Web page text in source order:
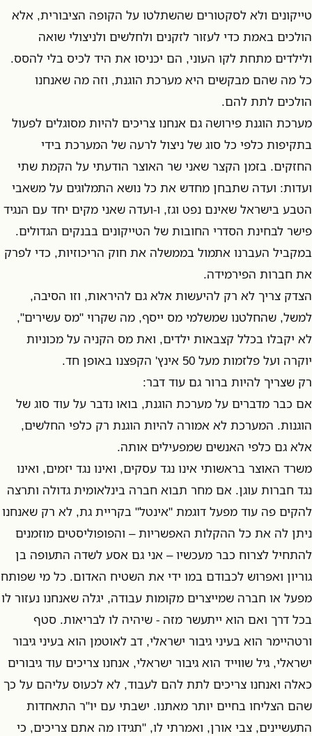
טייקונים ולא לסקטורים שהשתלטו על הקופה הציבורית, אלא
הולכים באמת כדי לעזור לזקנים ולחלשים ולניצולי שואה
ולילדים מתחת לקו העוני, הם יכניסו את היד לכיס בלי להסס.
כל מה שהם מבקשים היא מערכת הוגנת, וזה מה שאנחנו
הולכים לתת להם.
מערכת הוגנת פירושה גם אנחנו צריכים להיות מסוגלים לפעול
בתקיפות כלפי כל סוג של ניצול לרעה של המערכת בידי
החזקים. בזמן הקצר שאני שר האוצר הודעתי על הקמת שתי
ועדות: ועדה שתבחן מחדש את כל נושא התמלוגים על משאבי
הטבע בישראל שאינם נפט וגז, ו-ועדה שאני מקים יחד עם הנגיד
פישר לבחינת הסדרי החובות של הטייקונים בבנקים הגדולים.
במקביל העברנו אתמול בממשלה את חוק הריכוזיות, כדי לפרק
את חברות הפירמידה.
הצדק צריך לא רק להיעשות אלא גם להיראות, וזו הסיבה,
למשל, שהחלטנו שמשלמי מס ייסף, מה שקרוי "מס עשירים",
לא יקבלו בכלל קצבאות ילדים, ואת מס הקניה על מכוניות
יוקרה ועל פלזמות מעל 50 אינץ' הקפצנו באופן חד.
רק שצריך להיות ברור גם עוד דבר:
אם כבר מדברים על מערכת הוגנת, בואו נדבר על עוד סוג של
הוגנות. המערכת לא אמורה להיות הוגנת רק כלפי החלשים,
אלא גם כלפי האנשים שמפעילים אותה.
משרד האוצר בראשותי אינו נגד עסקים, ואינו נגד יזמים, ואינו
נגד חברות עוגן. אם מחר תבוא חברה בינלאומית גדולה ותרצה
להקים פה עוד מפעל דוגמת "אינטל" בקריית גת, לא רק שאנחנו
ניתן לה את כל ההקלות האפשריות – והפופוליסטים מוזמנים
להתחיל לצרוח כבר מעכשיו – אני גם אסע לשדה התעופה בן
גוריון ואפרוש לכבודם במו ידי את השטיח האדום. כל מי שפותח
מפעל או חברה שמייצרים מקומות עבודה, יגלה שאנחנו נעזור לו
בכל דרך ואם הוא ייתעשר מזה - שיהיה לו לבריאות. סטף
ורטהיימר הוא בעיני גיבור ישראלי, דב לאוטמן הוא בעיני גיבור
ישראלי, גיל שווייד הוא גיבור ישראלי, אנחנו צריכים עוד גיבורים
כאלה ואנחנו צריכים לתת להם לעבוד, לא לכעוס עליהם על כך
שהם הצליחו בחיים יותר מאתנו. ישבתי עם יו"ר התאחדות
התעשיינים, צבי אורן, ואמרתי לו, "תגידו מה אתם צריכים, כי